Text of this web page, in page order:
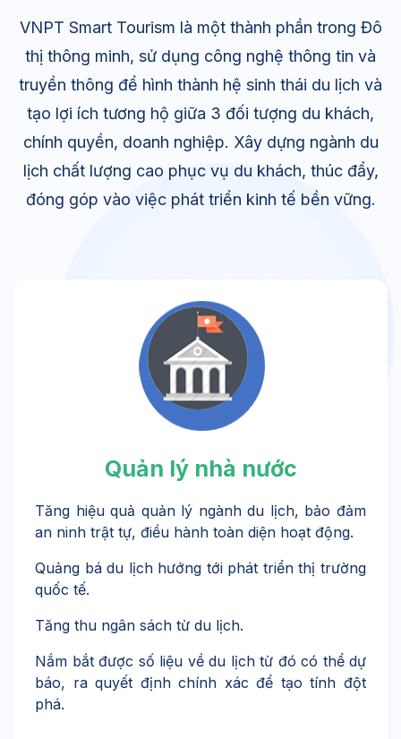
VNPT Smart Tourism là một thành phần trong Đô
thị thông minh, sử dụng công nghệ thông tin và
truyền thông để hình thành hệ sinh thái du lịch và
tạo lợi ích tương hộ giữa 3 đối tượng du khách,
chính quyền, doanh nghiệp. Xây dựng ngành du
lịch chất lượng cao phục vụ du khách, thúc đẩy,
đóng góp vào việc phát triển kinh tế bền vững.
Quản lý nhà nước
Tăng hiệu quả quản lý ngành du lịch, bảo đảm
an ninh trật tự, điều hành toàn diện hoạt động.
Quảng bá du lịch hướng tới phát triển thị trường
quốc tế.
Tăng thu ngân sách từ du lịch.
Nắm bắt được số liệu về du lịch từ đó có thể dự
báo, ra quyết định chính xác để tạo tính đột
phá.